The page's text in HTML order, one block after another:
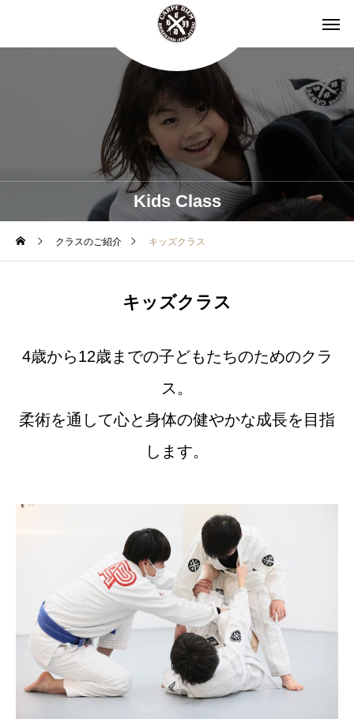
Kids Class
クラスのご紹介 キッズクラス
キッズクラス
4歳から12歳までの子どもたちのためのクラ
ス。
柔術を通して心と身体の健やかな成長を目指
します。